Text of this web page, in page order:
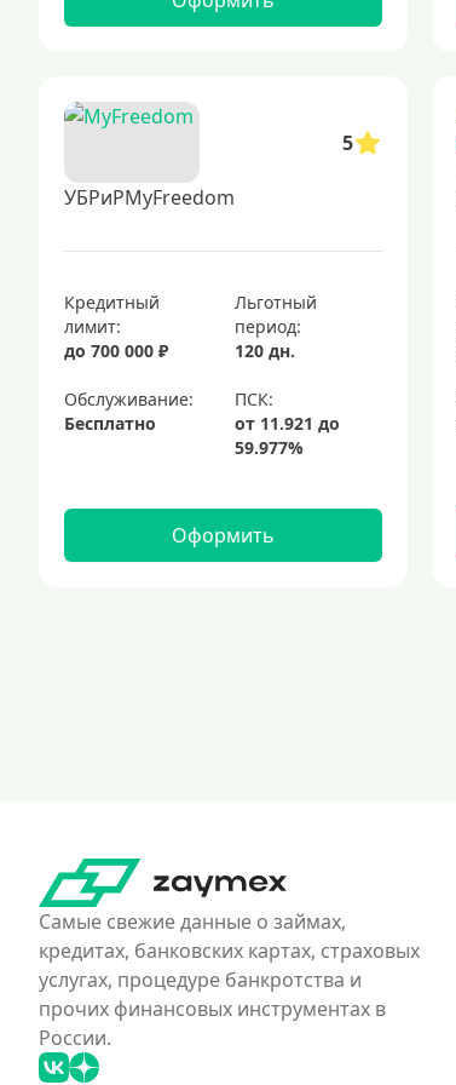
5
УБРиРMyFreedom
Кредитный
лимит:
до 700 000 ₽
Льготный
период:
120 дн.
Обслуживание:
Бесплатно
Оформить
Самые свежие данные о займах,
кредитах, банковских картах, страховых
услугах, процедуре банкротства и
прочих финансовых инструментах в
России.